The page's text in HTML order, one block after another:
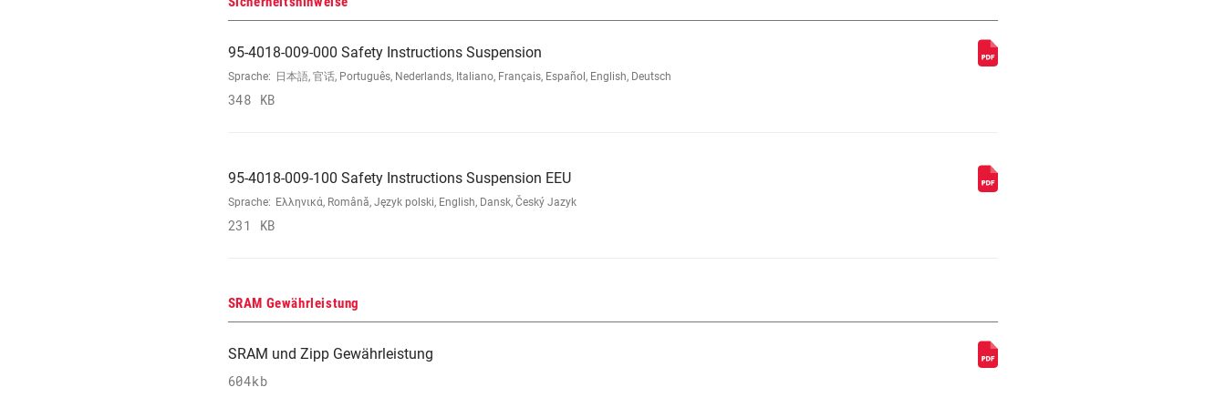
95-4018-009-000 Safety Instructions Suspension
Sprache: 日本語, 官话, Português, Nederlands, Italiano, Français, Español, English, Deutsch
348 KB
95-4018-009-100 Safety Instructions Suspension EEU
Sprache: Ελληνικά, Română, Język polski, English, Dansk, Český Jazyk
231 KB
SRAM Gewährleistung
SRAM und Zipp Gewährleistung
604kb